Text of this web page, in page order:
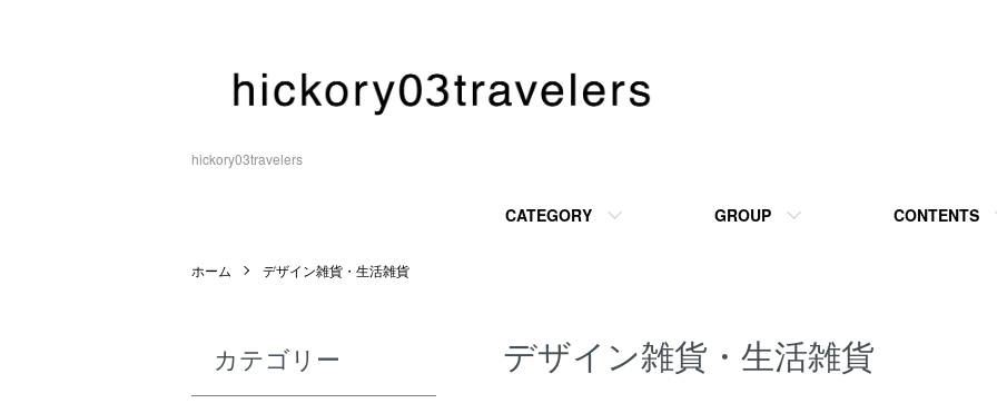
hickory03travelers
CATEGORY GROUP CONTENTS
ホーム デザイン雑貨・生活雑貨
デザイン雑貨・生活雑貨
カテゴリー